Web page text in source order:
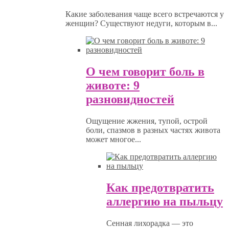
Какие заболевания чаще всего встречаются у
женщин? Существуют недуги, которым в...
О чем говорит боль в
животе: 9
разновидностей
Ощущение жжения, тупой, острой
боли, спазмов в разных частях живота
может многое...
Как предотвратить
аллергию на пыльцу
Сенная лихорадка — это